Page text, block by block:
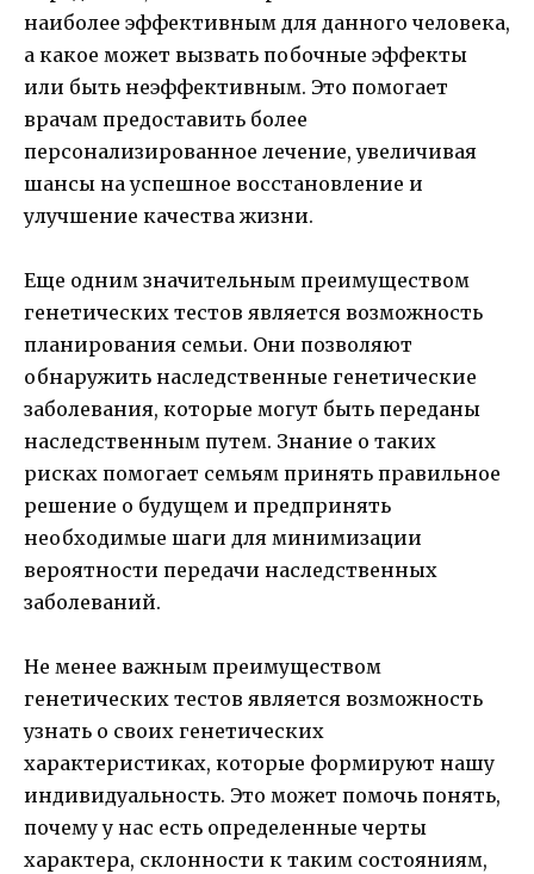
наиболее эффективным для данного человека,
а какое может вызвать побочные эффекты
или быть неэффективным. Это помогает
врачам предоставить более
персонализированное лечение, увеличивая
шансы на успешное восстановление и
улучшение качества жизни.
Еще одним значительным преимуществом
генетических тестов является возможность
планирования семьи. Они позволяют
обнаружить наследственные генетические
заболевания, которые могут быть переданы
наследственным путем. Знание о таких
рисках помогает семьям принять правильное
решение о будущем и предпринять
необходимые шаги для минимизации
вероятности передачи наследственных
заболеваний.
Не менее важным преимуществом
генетических тестов является возможность
узнать о своих генетических
характеристиках, которые формируют нашу
индивидуальность. Это может помочь понять,
почему у нас есть определенные черты
характера, склонности к таким состояниям,